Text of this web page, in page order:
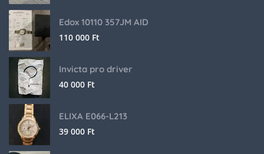
Edox 10110 357JM AID
110 000 Ft
Invicta pro driver
40 000 Ft
ELIXA E066-L213
39 000 Ft